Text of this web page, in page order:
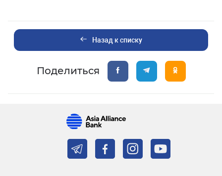
Назад к списку
Поделиться